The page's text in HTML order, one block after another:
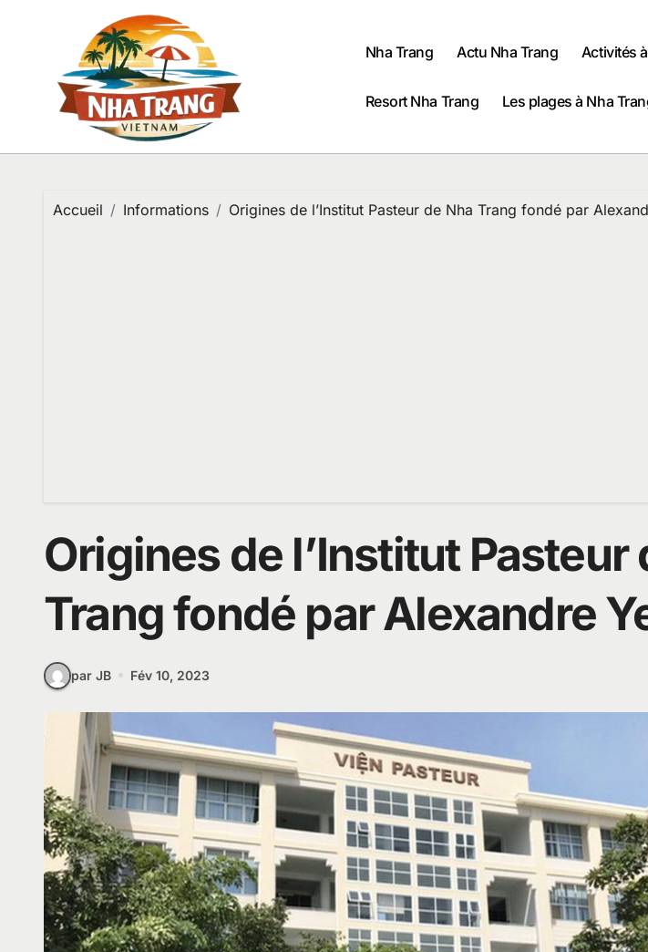
Nha Trang Actu Nha Trang Activités
Resort Nha Trang Les plages à Nha
Accueil Informations Origines de l’Institut Pasteur de Nha Trang fondé par
Origines de l’Institut Pasteur
Trang fondé par Alexandre
par JB Fév 10, 2023